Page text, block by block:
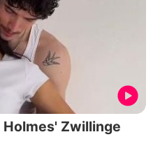
Holmes' Zwillinge